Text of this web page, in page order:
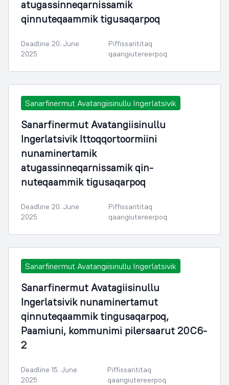
atugassinneqarnissamik
qinnuteqaammik tigusaqarpoq
Deadline 20. June
2025
Piffissarititaq
qaangiutereerpoq
Sanarfinermut Avatangiisinullu Ingerlatsivik
Sanarfinermut Avatangiisinullu
Ingerlatsivik Ittoqqortoormiini
nunaminertamik
atugassinneqarnissamik qin-
nuteqaammik tigusaqarpoq
Deadline 20. June
2025
Piffissarititaq
qaangiutereerpoq
Sanarfinermut Avatangiisinullu Ingerlatsivik
Sanarfinermut Avatagiisinullu
Ingerlatsivik nunaminertamut
qinnuteqaammik tingusaqarpoq,
Paamiuni, kommunimi pilersaarut 20C6-
2
Deadline 15. June
2025
Piffissarititaq
qaangiutereerpoq